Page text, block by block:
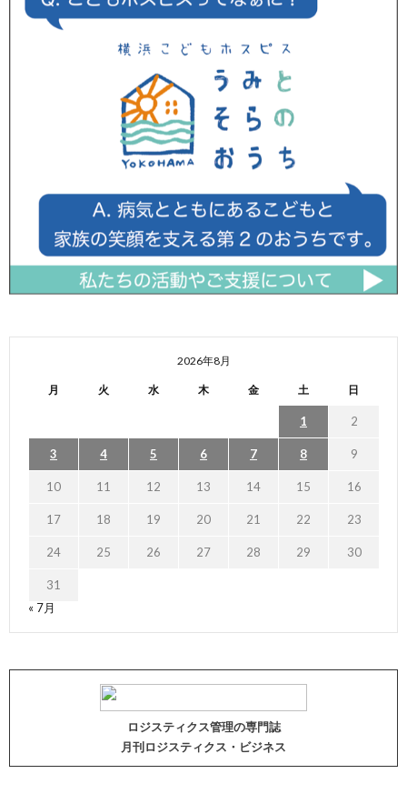
2026年8月
月 火 水 木 金 土 日
1 2
3 4 5 6 7 8 9
10 11 12 13 14 15 16
17 18 19 20 21 22 23
24 25 26 27 28 29 30
31
« 7月
ロジスティクス管理の専門誌
月刊ロジスティクス・ビジネス